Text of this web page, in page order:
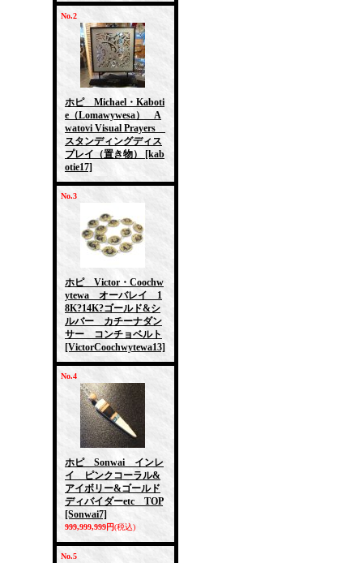
No.2
ホピ Michael・Kaboti
e（Lomawywesa） A
watovi Visual Prayers
スタンディングディス
プレイ（置き物）
[kab
otie17]
No.3
ホピ Victor・Coochw
ytewa オーバレイ 1
8K?14K?ゴールド&シ
ルバー カチーナダン
サー コンチョベルト
[VictorCoochwytewa13]
No.4
ホピ Sonwai インレ
イ ピンクコーラル&
アイボリー&ゴールド
ディバイダーetc TOP
[Sonwai7]
999,999,999円(税込)
No.5